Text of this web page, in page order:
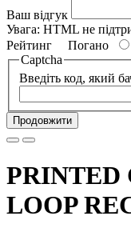
Ваш відгук
Увага: HTML не
Рейтинг Погано
Captcha
Введіть код, який
Продовжити
PRINTED
LOOP